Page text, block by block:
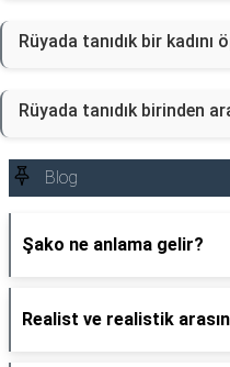
Rüyada tanıdık bir kadını
Rüyada tanıdık birinden
Blog
Şako ne anlama gelir?
Realist ve realistik